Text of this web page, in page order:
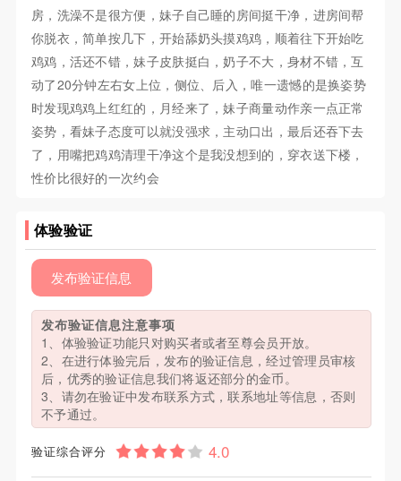
房，洗澡不是很方便，妹子自己睡的房间挺干净，进房间帮
你脱衣，简单按几下，开始舔奶头摸鸡鸡，顺着往下开始吃
鸡鸡，活还不错，妹子皮肤挺白，奶子不大，身材不错，互
动了20分钟左右女上位，侧位、后入，唯一遗憾的是换姿势
时发现鸡鸡上红红的，月经来了，妹子商量动作亲一点正常
姿势，看妹子态度可以就没强求，主动口出，最后还吞下去
了，用嘴把鸡鸡清理干净这个是我没想到的，穿衣送下楼，
性价比很好的一次约会
体验验证
发布验证信息
发布验证信息注意事项
1、体验验证功能只对购买者或者至尊会员开放。
2、在进行体验完后，发布的验证信息，经过管理员审核
后，优秀的验证信息我们将返还部分的金币。
3、请勿在验证中发布联系方式，联系地址等信息，否则
不予通过。
验证综合评分